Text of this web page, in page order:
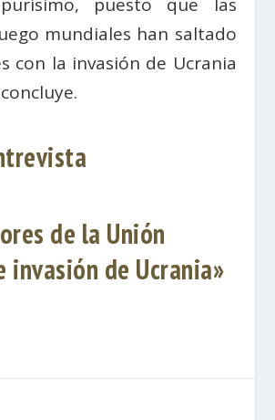
mundiales han saltado
con la invasión de Ucrania
de la Unión
invasión de Ucrania»